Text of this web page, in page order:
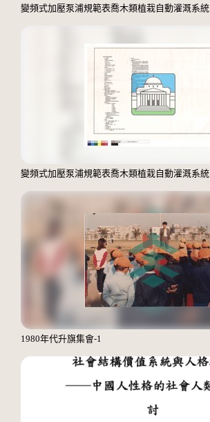
變頻式加壓泵浦規範表喬木類植栽自動灌溉系統
變頻式加壓泵浦規範表喬木類植栽自動灌溉系統
1980年代升旗集會-1